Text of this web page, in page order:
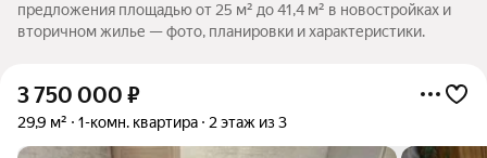
предложения площадью от 25 м² до 41,4 м² в новостройках и
вторичном жилье — фото, планировки и характеристики.
3 750 000 ₽
29,9 м² 1-комн. квартира 2 этаж из 3